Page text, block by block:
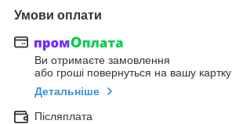
Умови оплати
Ви отримаєте замовлення
або гроші повернуться на вашу картку
Детальніше
Післяплата